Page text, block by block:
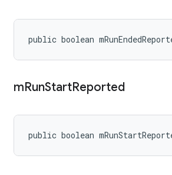
public boolean
mRunStartReported
public boolean